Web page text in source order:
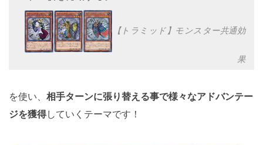
【トラミッド】モンスター共通効
果
を使い、 相手ターンに張り替える事で様々なアドバンテー
ジを獲得していくテーマです！